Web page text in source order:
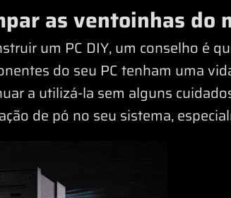
as ventoinhas do
um PC DIY, um conselho é
do seu PC tenham uma
a utilizá-la sem alguns
de pó no seu sistema,